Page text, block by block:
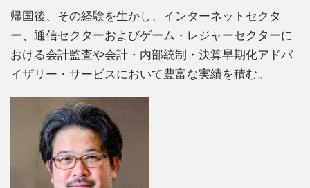
帰国後、その経験を生かし、インターネットセクタ
ー、通信セクターおよびゲーム・レジャーセクターに
おける会計監査や会計・内部統制・決算早期化アドバ
イザリー・サービスにおいて豊富な実績を積む。